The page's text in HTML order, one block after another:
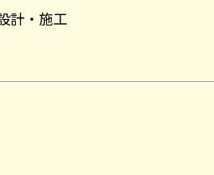
計・施工